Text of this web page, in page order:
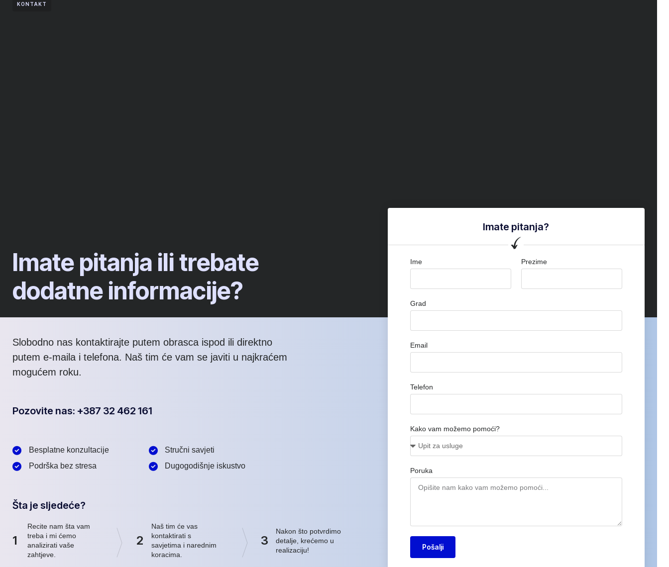
KONTAKT
Imate pitanja ili trebate
dodatne informacije?
Slobodno nas kontaktirajte putem obrasca ispod ili direktno
putem e-maila i telefona. Naš tim će vam se javiti u najkraćem
mogućem roku.
Pozovite nas: +387 32 462 161
Besplatne konzultacije
Podrška bez stresa
Stručni savjeti
Dugogodišnje iskustvo
Šta je sljedeće?
1
Recite nam šta vam
treba i mi ćemo
analizirati vaše
zahtjeve.
2
Naš tim će vas
kontaktirati s
savjetima i narednim
koracima.
3
Nakon što potvrdimo
detalje, krećemo u
realizaciju!
Imate pitanja?
Ime Prezime
Grad
Email
Telefon
Kako vam možemo pomoći?
Poruka
Pošalji